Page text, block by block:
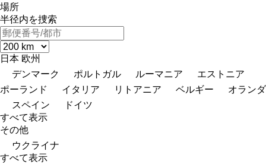
場所
半径内を捜索
日本 欧州
デンマーク
ポルトガル ルーマニア
エストニア
ポーランド
イタリア リトアニア ベルギー
オランダ
スペイン
ドイツ
すべて表示
その他
ウクライナ
すべて表示